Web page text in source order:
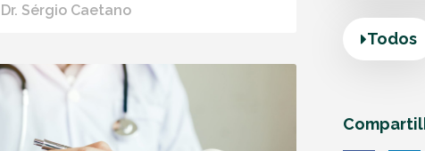
Dr. Sérgio Caetano
Todos